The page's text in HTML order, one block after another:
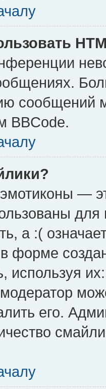
сообщений
BBCode.
—
а :(
форме
используя
его.